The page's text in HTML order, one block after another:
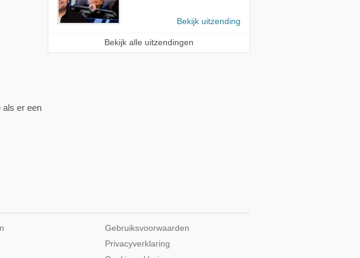
Bekijk uitzending
Bekijk alle uitzendingen
als er een
Gebruiksvoorwaarden
Privacyverklaring